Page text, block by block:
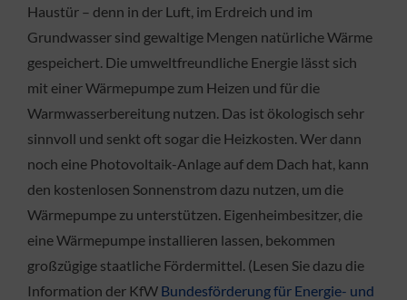
Haustür – denn in der Luft, im Erdreich und im
Grundwasser sind gewaltige Mengen natürliche Wärme
gespeichert. Die umweltfreundliche Energie lässt sich
mit einer Wärmepumpe zum Heizen und für die
Warmwasserbereitung nutzen. Das ist ökologisch sehr
sinnvoll und senkt oft sogar die Heizkosten. Wer dann
noch eine Photovoltaik-Anlage auf dem Dach hat, kann
den kostenlosen Sonnenstrom dazu nutzen, um die
Wärmepumpe zu unterstützen. Eigenheimbesitzer, die
eine Wärmepumpe installieren lassen, bekommen
großzügige staatliche Fördermittel. (Lesen Sie dazu die
Information der KfW Bundesförderung für Energie- und